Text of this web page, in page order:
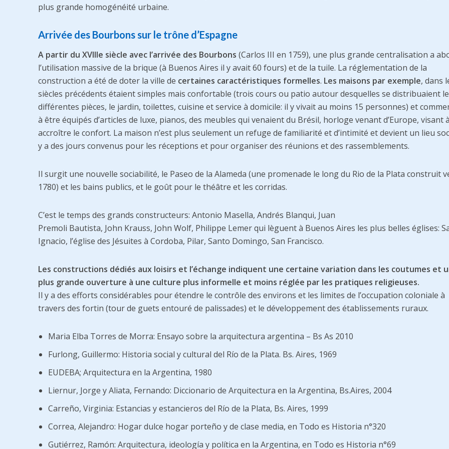
plus grande homogénéité urbaine.
Arrivée des Bourbons sur le trône d’Espagne
A partir du XVIIIe siècle avec l’arrivée des Bourbons (Carlos III en 1759), une plus grande centralisation a
l’utilisation massive de la brique (à Buenos Aires il y avait 60 fours) et de la tuile. La réglementation de la
construction a été de doter la ville de certaines caractéristiques formelles. Les maisons par exemple, dans
siècles précédents étaient simples mais confortable (trois cours ou patio autour desquelles se distribuaient
différentes pièces, le jardin, toilettes, cuisine et service à domicile: il y vivait au moins 15 personnes) et
à être équipés d’articles de luxe, pianos, des meubles qui venaient du Brésil, horloge venant d’Europe, visant à
accroître le confort. La maison n’est plus seulement un refuge de familiarité et d’intimité et devient un lieu
y a des jours convenus pour les réceptions et pour organiser des réunions et des rassemblements.
Il surgit une nouvelle sociabilité, le Paseo de la Alameda (une promenade le long du Rio de la Plata construit
1780) et les bains publics, et le goût pour le théâtre et les corridas.
C’est le temps des grands constructeurs: Antonio Masella, Andrés Blanqui, Juan
Premoli Bautista, John Krauss, John Wolf, Philippe Lemer qui lèguent à Buenos Aires les plus belles églises:
Ignacio, l’église des Jésuites à Cordoba, Pilar, Santo Domingo, San Francisco.
Les constructions dédiés aux loisirs et l’échange indiquent une certaine variation dans les coutumes et
plus grande ouverture à une culture plus informelle et moins réglée par les pratiques religieuses.
Il y a des efforts considérables pour étendre le contrôle des environs et les limites de l’occupation coloniale à
travers des fortin (tour de guets entouré de palissades) et le développement des établissements ruraux.
Maria Elba Torres de Morra: Ensayo sobre la arquitectura argentina – Bs As 2010
Furlong, Guillermo: Historia social y cultural del Río de la Plata. Bs. Aires, 1969
EUDEBA; Arquitectura en la Argentina, 1980
Liernur, Jorge y Aliata, Fernando: Diccionario de Arquitectura en la Argentina, Bs.Aires, 2004
Carreño, Virginia: Estancias y estancieros del Río de la Plata, Bs. Aires, 1999
Correa, Alejandro: Hogar dulce hogar porteño y de clase media, en Todo es Historia n°320
Gutiérrez, Ramón: Arquitectura, ideología y política en la Argentina, en Todo es Historia n°69